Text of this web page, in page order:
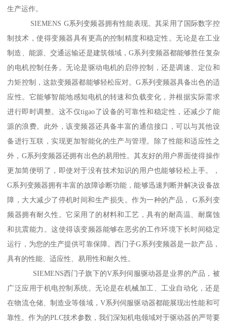
生产运作。
SIEMENS G系列变频器拥有性能表现。其采用了国际数字控
制技术，使得变频器具有更高的控制精度和稳定性。无论是在工业
制造、能源、交通运输还是建筑领域，G系列变频器都能够胜任复杂
的电机控制任务。无论是驱动电机的启停控制，还是调速、定位和
力矩控制，这款变频器都能够轻松应对。G系列变频器具备出色的适
应性。它能够智能地感知电机的转速和负载变化，并根据实际需求
进行即时调整。这不仅tigao了设备的可靠性和稳定性，还减少了能
源的浪费。此外，该变频器还具备丰富的通信接口，可以与其他设
备进行互联，实现更加智能化的生产与管理。除了性能和适应性之
外，G系列变频器还拥有出色的易用性。其友好的用户界面使得操作
更加简便明了，即使对于没有技术知识的用户也能够轻松上手。，
G系列变频器拥有丰富的故障诊断功能，能够迅速判断并解决设备故
障，大大减少了停机时间和生产损失。作为一种的产品， G系列变
频器拥有耐久性。它采用了的材料和工艺，具有的耐高温、耐腐蚀
和抗震能力。这使得该变频器能够在恶劣的工作环境下长时间稳定
运行，为您的生产提供可靠保障。西门子G系列变频器是一款产品，
具有的性能、适应性、易用性和耐久性。
SIEMENS西门子旗下的V系列伺服驱动器是业界的产品，被
广泛应用于机电控制系统。无论是在机械加工、工业自动化，还是
在物流仓储、制造业等领域，V系列伺服驱动器都能展现出性能和可
靠性。作为的PLC技术参数，我们深知机电领域对于驱动器的严苛要